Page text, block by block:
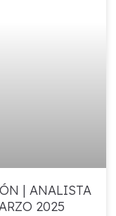
| ANALISTA
2025